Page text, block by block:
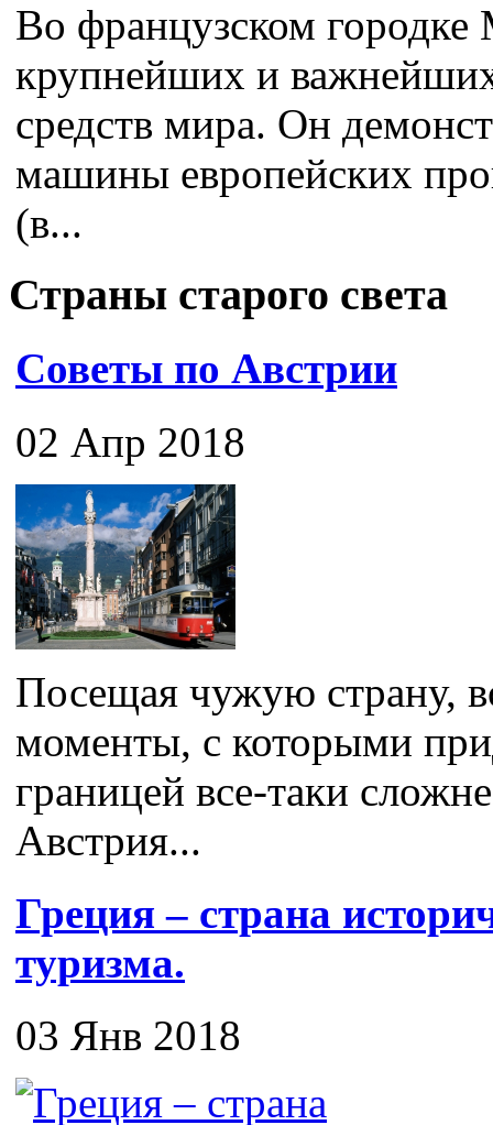
Во французском
крупнейших и
средств мира. Он
машины европейских
(в...
Страны старого света
Советы по Австрии
02 Апр 2018
Посещая чужую страну,
моменты, с которыми
границей все-таки
Австрия...
Греция – страна
туризма.
03 Янв 2018